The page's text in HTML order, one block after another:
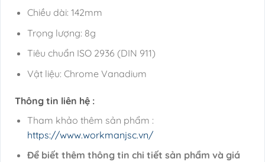
Chiều dài: 142mm
Trọng lượng: 8g
Tiêu chuẩn ISO 2936 (DIN 911)
Vật liệu: Chrome Vanadium
Thông tin liên hệ :
Tham khảo thêm sản phẩm :
https://www.workmanjsc.vn/
Để biết thêm thông tin chi tiết sản phẩm và giá